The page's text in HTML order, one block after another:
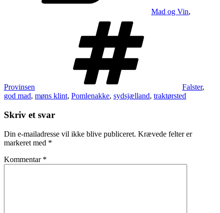
Mad og Vin,
Provinsen Falster,
god mad, møns klint, Pomlenakke, sydsjælland, traktørsted
Skriv et svar
Din e-mailadresse vil ikke blive publiceret. Krævede felter er
markeret med *
Kommentar *